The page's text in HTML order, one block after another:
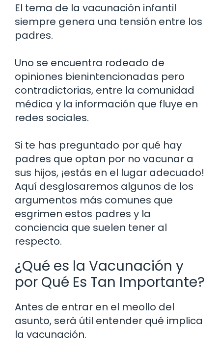
El tema de la vacunación infantil
siempre genera una tensión entre los
padres.
Uno se encuentra rodeado de
opiniones bienintencionadas pero
contradictorias, entre la comunidad
médica y la información que fluye en
redes sociales.
Si te has preguntado por qué hay
padres que optan por no vacunar a
sus hijos, ¡estás en el lugar adecuado!
Aquí desglosaremos algunos de los
argumentos más comunes que
esgrimen estos padres y la
conciencia que suelen tener al
respecto.
¿Qué es la Vacunación y
por Qué Es Tan Importante?
Antes de entrar en el meollo del
asunto, será útil entender qué implica
la vacunación.